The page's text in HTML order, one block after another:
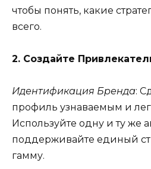
чтобы понять, какие
всего.
2. Создайте
Идентификация Бренда:
профиль узнаваемым и
Используйте одну и ту же
поддерживайте единый
гамму.